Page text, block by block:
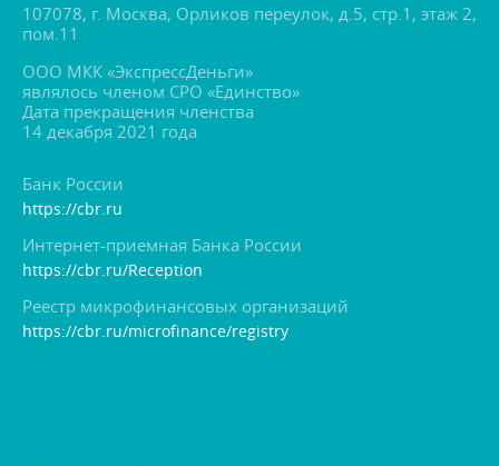
107078, г. Москва, Орликов переулок, д.5, стр.1, этаж 2,
пом.11
ООО МКК «ЭкспрессДеньги»
являлось членом СРО «Единство»
Дата прекращения членства
14 декабря 2021 года
Банк России
https://cbr.ru
Интернет-приемная Банка России
https://cbr.ru/Reception
Реестр микрофинансовых организаций
https://cbr.ru/microfinance/registry